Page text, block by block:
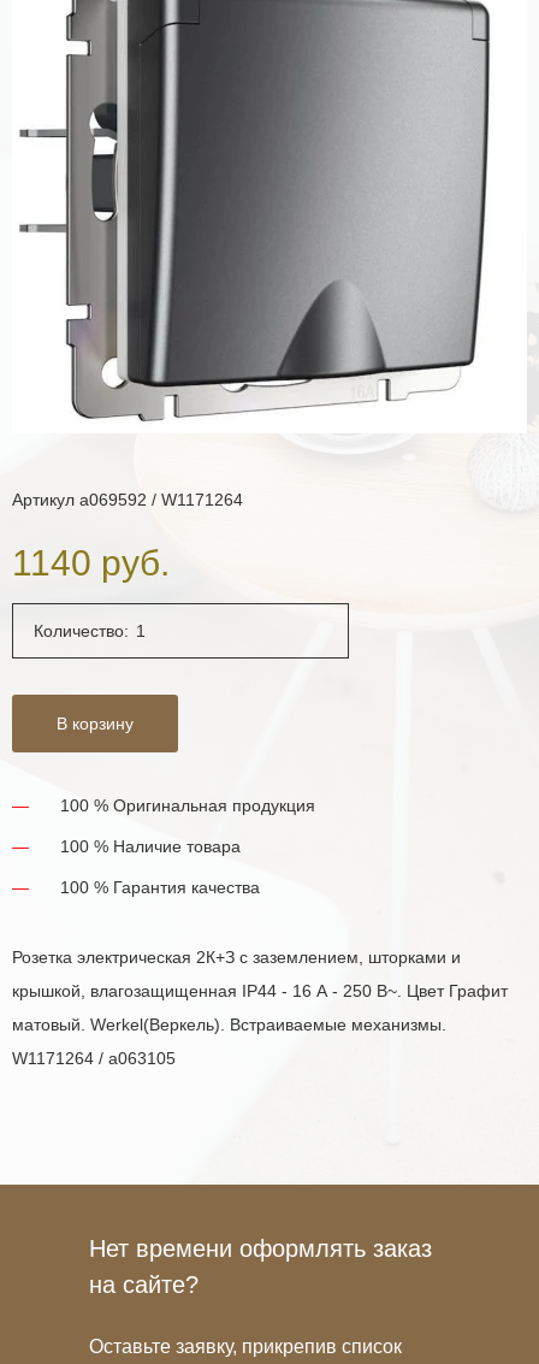
Артикул a069592 / W1171264
1140 руб.
Количество:
В корзину
100 % Оригинальная продукция
100 % Наличие товара
100 % Гарантия качества
Розетка электрическая 2К+З с заземлением, шторками и
крышкой, влагозащищенная IP44 - 16 А - 250 В~. Цвет Графит
матовый. Werkel(Веркель). Встраиваемые механизмы.
W1171264 / a063105
Нет времени оформлять заказ
на сайте?
Оставьте заявку, прикрепив список